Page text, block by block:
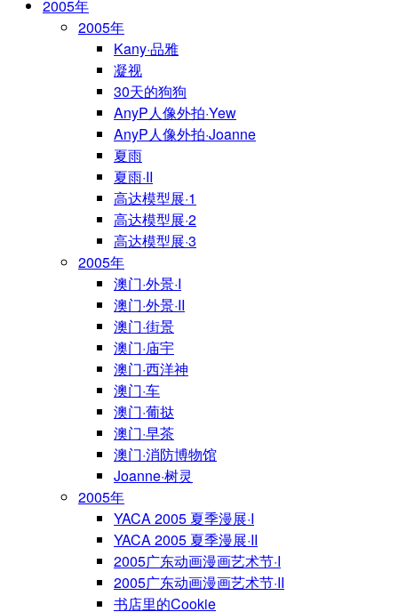
2005年
2005年
Kany·品雅
凝视
30天的狗狗
AnyP人像外拍·Yew
AnyP人像外拍·Joanne
夏雨
夏雨·II
高达模型展·1
高达模型展·2
高达模型展·3
2005年
澳门·外景·I
澳门·外景·II
澳门·街景
澳门·庙宇
澳门·西洋神
澳门·车
澳门·葡挞
澳门·早茶
澳门·消防博物馆
Joanne·树灵
2005年
YACA 2005 夏季漫展·I
YACA 2005 夏季漫展·II
2005广东动画漫画艺术节·I
2005广东动画漫画艺术节·II
书店里的Cookie